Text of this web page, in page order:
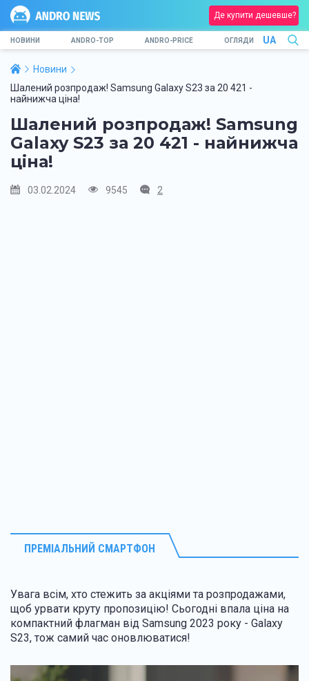
Де купити дешевше?
НОВИНИ ANDRO-TOP ANDRO-PRICE ОГЛЯДИ UA
Новини
Шалений розпродаж! Samsung Galaxy S23 за 20 421 -
найнижча ціна!
Шалений розпродаж! Samsung
Galaxy S23 за 20 421 - найнижча
ціна!
03.02.2024 9545 2
ПРЕМІАЛЬНИЙ СМАРТФОН
Увага всім, хто стежить за акціями та розпродажами,
щоб урвати круту пропозицію! Сьогодні впала ціна на
компактний флагман від Samsung 2023 року - Galaxy
S23, тож самий час оновлюватися!